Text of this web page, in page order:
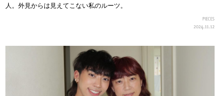
人。外見からは見えてこない私のルーツ。
PIECES
2024.11.12